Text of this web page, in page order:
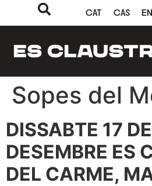
CAT CAS
Sopes del
DISSABTE 17 DE
DESEMBRE ES
DEL CARME,